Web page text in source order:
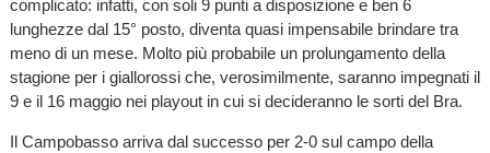
complicato: infatti, con soli 9 punti a disposizione e ben 6
lunghezze dal 15° posto, diventa quasi impensabile brindare tra
meno di un mese. Molto più probabile un prolungamento della
stagione per i giallorossi che, verosimilmente, saranno impegnati il
9 e il 16 maggio nei playout in cui si decideranno le sorti del Bra.
Il Campobasso arriva dal successo per 2-0 sul campo della